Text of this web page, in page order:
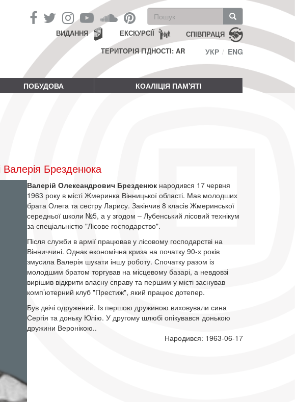
Пошукова
форма
Пошук СПІВПРАЦЯ
ЕКСКУРСІЇ
ВИДАННЯ
ТЕРИТОРІЯ ГІДНОСТІ: AR
УКР ENG
ПОБУДОВА КОАЛІЦІЯ ПАМ'ЯТІ
Брезденюка
Валерій Олександрович Брезденюк народився 17 червня
1963 року в місті Жмеринка Вінницької області. Мав молодших
брата Олега та сестру Ларису. Закінчив 8 класів Жмеринської
середньої школи №5, а у згодом – Лубенський лісовий технікум
за спеціальністю "Лісове господарство".
Після служби в армії працював у лісовому господарстві на
Вінниччині. Однак економічна криза на початку 90-х років
змусила Валерія шукати іншу роботу. Спочатку разом із
молодшим братом торгував на місцевому базарі, а невдовзі
вирішив відкрити власну справу та першим у місті заснував
комп’ютерний клуб "Престиж", який працює дотепер.
Був двічі одружений. Із першою дружиною виховували сина
Сергія та доньку Юлію. У другому шлюбі опікувався донькою
дружини Веронікою..
Народився: 1963-06-17